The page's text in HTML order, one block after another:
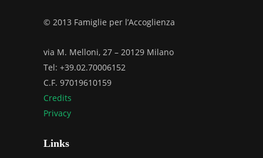
© 2013 Famiglie per l’Accoglienza
via M. Melloni, 27 – 20129 Milano
Tel: +39.02.70006152
C.F. 97019610159
Credits
Privacy
Links